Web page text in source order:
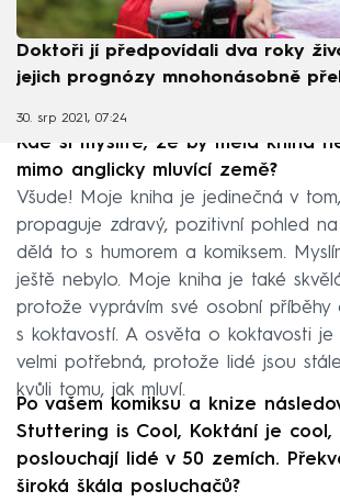
Doktoři jí předpovídali dva roky
jejich prognózy mnohonásobně
30. srp 2021, 07:24
Kde si myslíte, že by měla kniha
mimo anglicky mluvící země?
Všude! Moje kniha je jedinečná v
propaguje zdravý, pozitivní pohled
dělá to s humorem a komiksem.
ještě nebylo. Moje kniha je také
protože vyprávím své osobní příběhy
s koktavostí. A osvěta o koktavosti je
velmi potřebná, protože lidé jsou
kvůli tomu, jak mluví.
Po vašem komiksu a knize
Stuttering is Cool, Koktání je cool,
poslouchají lidé v 50 zemích.
široká škála posluchačů?